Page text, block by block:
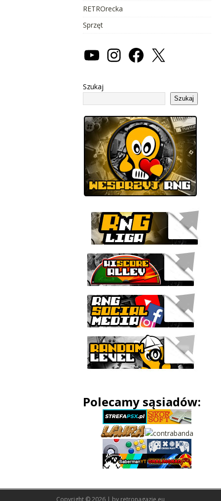
RETROrecka
Sprzęt
Szukaj
Szukaj
Polecamy sąsiadów:
Copyright © 2026 | by retronagazie.eu